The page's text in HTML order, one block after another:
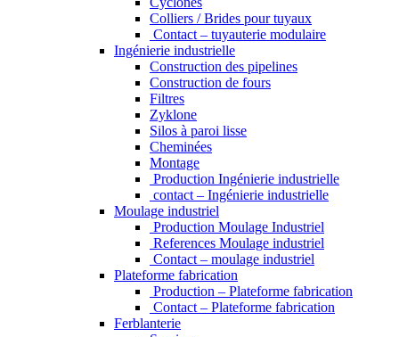
Colliers / Brides pour tuyaux
Contact – tuyauterie modulaire
Ingénierie industrielle
Construction des pipelines
Construction de fours
Filtres
Zyklone
Silos à paroi lisse
Cheminées
Montage
Production Ingénierie industrielle
contact – Ingénierie industrielle
Moulage industriel
Production Moulage Industriel
References Moulage industriel
Contact – moulage industriel
Plateforme fabrication
Production – Plateforme fabrication
Contact – Plateforme fabrication
Ferblanterie